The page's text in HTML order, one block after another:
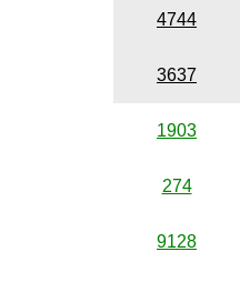
4744
3637
1903
274
9128